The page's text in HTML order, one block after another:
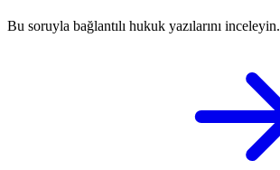
Bu soruyla bağlantılı hukuk yazılarını inceleyin.